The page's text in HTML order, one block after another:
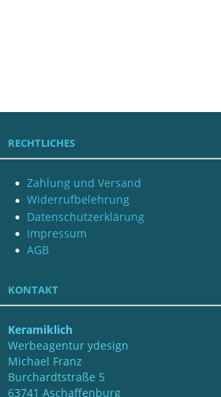
RECHTLICHES
Zahlung und Versand
Widerrufbelehrung
Datenschutzerklärung
Impressum
AGB
KONTAKT
Keramiklich
Werbeagentur ydesign
Michael Franz
Burchardtstraße 5
63741 Aschaffenburg